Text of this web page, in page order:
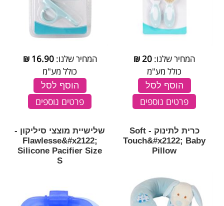
המחיר שלנו: 20
₪
כולל מע"מ
הוסף לסל
פרטים נוספים
המחיר שלנו:16.90
₪
כולל מע"מ
הוסף לסל
פרטים נוספים
כרית לתינוק - Soft
Touch&#x2122; Baby
Pillow
שלישיית מוצצי סיליקון -
Flawlesse&#x2122;
Silicone Pacifier Size
S